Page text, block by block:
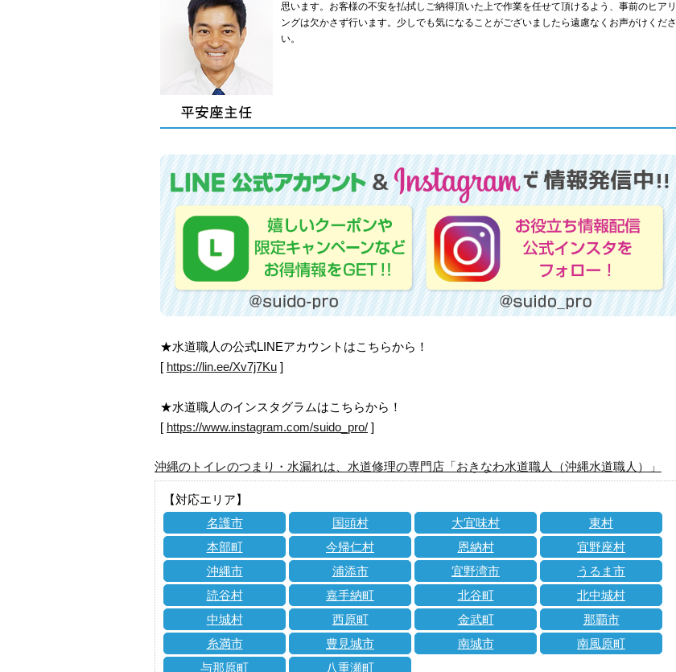
思います。お客様の不安を払拭しご納得頂いた上で作業を任せて頂けるよう、事前のヒアリ
ングは欠かさず行います。少しでも気になることがございましたら遠慮なくお声がけくださ
い。
★水道職人の公式LINEアカウントはこちらから！
[ https://lin.ee/Xv7j7Ku ]
★水道職人のインスタグラムはこちらから！
[ https://www.instagram.com/suido_pro/ ]
沖縄のトイレのつまり・水漏れは、水道修理の専門店「おきなわ水道職人（沖縄水道職人）」
【対応エリア】
名護市
国頭村 大宜味村
東村
本部町
今帰仁村 恩納村
宜野座村
沖縄市
浦添市 宜野湾市
うるま市
読谷村
嘉手納町 北谷町
北中城村
中城村
西原町 金武町
那覇市
糸満市
豊見城市 南城市
南風原町
与那原町
八重瀬町